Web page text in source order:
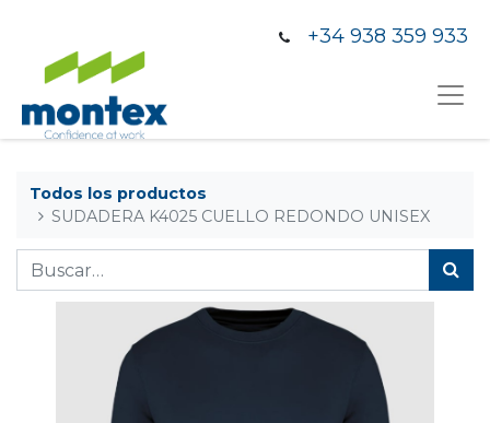
+34 938 359 933
Todos los productos
SUDADERA K4025 CUELLO REDONDO UNISEX